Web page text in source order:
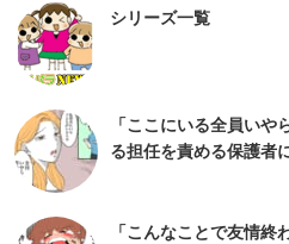
シリーズ一覧
「ここにいる全員い
る担任を責める保護者
「こんなことで友情